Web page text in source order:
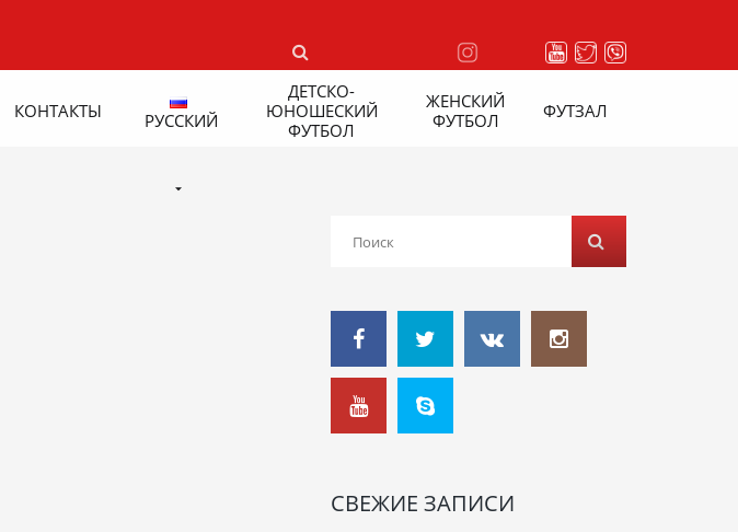
КОНТАКТЫ РУССКИЙ
ДЕТСКО-
ЮНОШЕСКИЙ
ФУТБОЛ
ЖЕНСКИЙ
ФУТБОЛ
ФУТЗАЛ
СВЕЖИЕ ЗАПИСИ